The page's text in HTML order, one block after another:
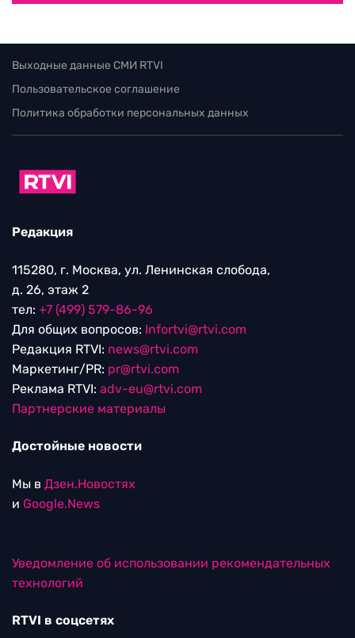
Выходные данные СМИ RTVI
Пользовательское соглашение
Политика обработки персональных данных
Редакция
115280, г. Москва, ул. Ленинская слобода,
д. 26, этаж 2
тел: +7 (499) 579-86-96
Для общих вопросов: Infortvi@rtvi.com
Редакция RTVI: news@rtvi.com
Маркетинг/PR: pr@rtvi.com
Реклама RTVI: adv-eu@rtvi.com
Партнерские материалы
Достойные новости
Мы в Дзен.Новостях
и Google.News
Уведомление об использовании рекомендательных
технологий
RTVI в соцсетях